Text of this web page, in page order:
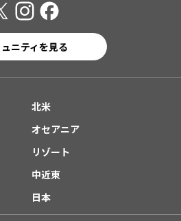
ニティを見る
北米
オセアニア
リゾート
中近東
日本